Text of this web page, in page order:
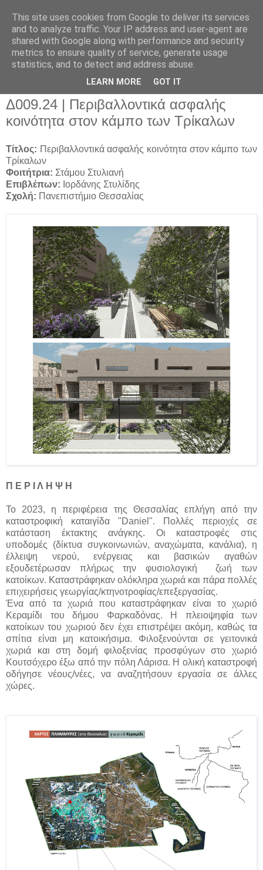
Δ009.24 | Περιβαλλοντικά ασφαλής
κοινότητα στον κάμπο των Τρίκαλων
Τίτλος: Περιβαλλοντικά ασφαλής κοινότητα στον κάμπο των
Τρίκαλων
Φοιτήτρια: Στάμου Στυλιανή
Eπιβλέπων: Ιορδάνης Στυλίδης
Σχολή: Πανεπιστήμιο Θεσσαλίας
Π Ε Ρ Ι Λ Η Ψ Η
Το 2023, η περιφέρεια της Θεσσαλίας επλήγη από την
καταστροφική καταιγίδα "Daniel". Πολλές περιοχές σε
κατάσταση έκτακτης ανάγκης. Οι καταστροφές στις
υποδομές (δίκτυα συγκοινωνιών, αναχώματα, κανάλια), η
έλλειψη νερού, ενέργειας και βασικών αγαθών
εξουδετέρωσαν πλήρως την φυσιολογική ζωή των
κατοίκων. Καταστράφηκαν ολόκληρα χωριά και πάρα πολλές
επιχειρήσεις γεωργίας/κτηνοτροφίας/επεξεργασίας.
Ένα από τα χωριά που καταστράφηκαν είναι το χωριό
Κεραμίδι του δήμου Φαρκαδόνας. Η πλειοψηφία των
κατοίκων του χωριού δεν έχει επιστρέψει ακόμη, καθώς τα
σπίτια είναι μη κατοικήσιμα. Φιλοξενούνται σε γειτονικά
χωριά και στη δομή φιλοξενίας προσφύγων στο χωριό
Κουτσόχερο έξω από την πόλη Λάρισα. Η ολική καταστροφή
οδήγησε νέους/νέες, να αναζητήσουν εργασία σε άλλες
χώρες.
This site uses cookies from Google to deliver its services
and to analyze traffic. Your IP address and user-agent are
shared with Google along with performance and security
metrics to ensure quality of service, generate usage
statistics, and to detect and address abuse.
LEARN MORE GOT IT